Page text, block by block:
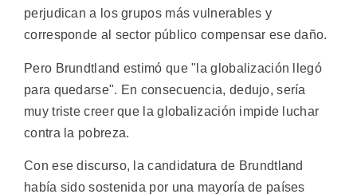
perjudican a los grupos más vulnerables y
corresponde al sector público compensar ese daño.
Pero Brundtland estimó que "la globalización llegó
para quedarse". En consecuencia, dedujo, sería
muy triste creer que la globalización impide luchar
contra la pobreza.
Con ese discurso, la candidatura de Brundtland
había sido sostenida por una mayoría de países